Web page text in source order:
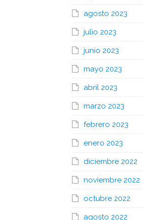
agosto 2023
julio 2023
junio 2023
mayo 2023
abril 2023
marzo 2023
febrero 2023
enero 2023
diciembre 2022
noviembre 2022
octubre 2022
agosto 2022